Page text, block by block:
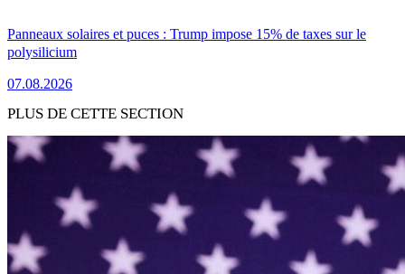
Panneaux solaires et puces : Trump impose 15% de taxes sur le
polysilicium
07.08.2026
PLUS DE CETTE SECTION